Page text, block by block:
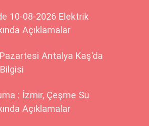
10-08-2026 Elektrik
Açıklamalar
Antalya Kaş'da
: İzmir, Çeşme Su
Açıklamalar